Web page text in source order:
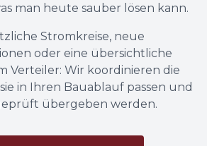
man heute sauber lösen kann.
Stromkreise, neue
oder eine übersichtliche
Verteiler: Wir koordinieren die
in Ihren Bauablauf passen und
übergeben werden.